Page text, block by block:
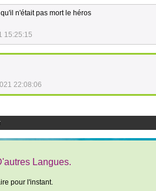
n'était pas mort le héros
15:25:15
22:08:06
Langues.
pour l'instant.